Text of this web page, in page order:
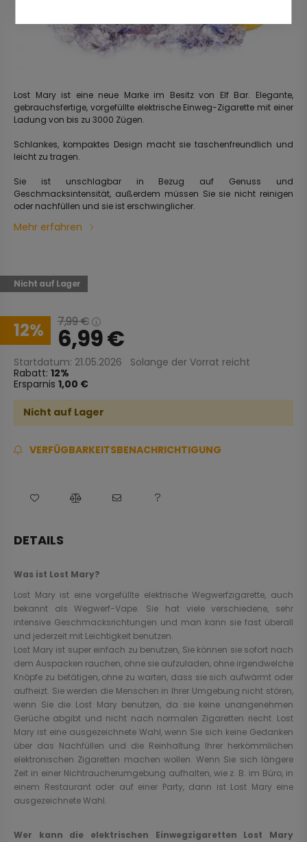
Lost Mary ist eine neue Marke im Besitz von Elf Bar. Elegante,
gebrauchsfertige, vorgefüllte elektrische Einweg-Zigarette mit einer
Ladung von bis zu 3000 Zügen.
Schlankes, kompaktes Design macht sie taschenfreundlich und
leicht zu tragen.
Sie ist unschlagbar in Bezug auf Genuss und
Geschmacksintensität, außerdem müssen Sie sie nicht reinigen
oder nachfüllen und sie ist erschwinglicher.
Mehr erfahren
Nicht auf Lager
12 7,99€
6,99€
Startdatum: 21.05.2026
Solange der Vorrat reicht
Rabatt: 12
Ersparnis 1,00 €
Nicht auf Lager
VERFÜGBARKEITSBENACHRICHTIGUNG
DETAILS
Was ist Lost Mary?
Lost Mary ist eine vorgefüllte elektrische Wegwerfzigarette, auch
bekannt als Wegwerf-Vape. Sie hat viele verschiedene, sehr
intensive Geschmacksrichtungen und man kann sie fast überall
und jederzeit mit Leichtigkeit benutzen.
Lost Mary ist super einfach zu benutzen, Sie können sie sofort nach
dem Auspacken rauchen, ohne sie aufzuladen, ohne irgendwelche
Knöpfe zu betätigen, ohne zu warten, dass sie sich aufwärmt oder
aufheizt. Sie werden die Menschen in Ihrer Umgebung nicht stören,
wenn Sie die Lost Mary benutzen, da sie keine unangenehmen
Gerüche abgibt und nicht nach normalen Zigaretten riecht. Lost
Mary ist eine ausgezeichnete Wahl, wenn Sie sich keine Gedanken
über das Nachfüllen und die Reinhaltung Ihrer herkömmlichen
elektronischen Zigaretten machen wollen. Wenn Sie sich längere
Zeit in einer Nichtraucherumgebung aufhalten, wie z. B. im Büro, in
einem Restaurant oder auf einer Party, dann ist Lost Mary eine
ausgezeichnete Wahl.
Wer kann die elektrischen Einwegzigaretten Lost Mary